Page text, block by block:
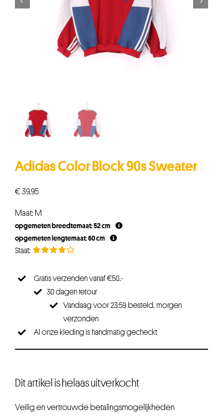
Adidas Color Block 90s Sweater
€39,95
Maat: M
opgemeten breedtemaat: 52 cm
opgemeten lengtemaat: 60 cm
Gratis verzenden vanaf €50,-
30 dagen retour
Vandaag voor 23:59 besteld, morgen
verzonden
Al onze kleding is handmatig gecheckt
Dit artikel is helaas uitverkocht
Veilig en vertrouwde betalingsmogelijkheden